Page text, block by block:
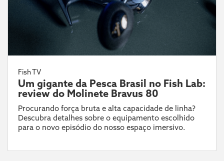
Fish TV
Um gigante da Pesca Brasil no Fish Lab:
review do Molinete Bravus 80
Procurando força bruta e alta capacidade de linha?
Descubra detalhes sobre o equipamento escolhido
para o novo episódio do nosso espaço imersivo.